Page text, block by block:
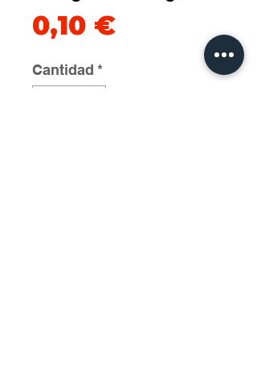
0,10 €Precio
Cantidad *